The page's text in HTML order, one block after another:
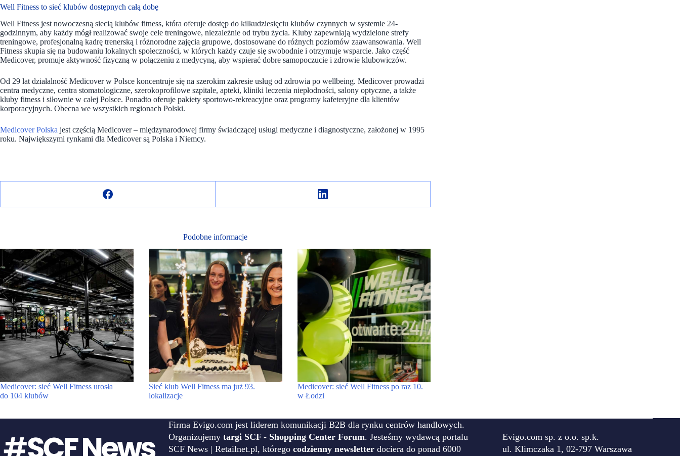
Well Fitness to sieć klubów dostępnych całą dobę
Well Fitness jest nowoczesną siecią klubów fitness, która oferuje dostęp do kilkudziesięciu klubów czynnych w systemie 24-
godzinnym, aby każdy mógł realizować swoje cele treningowe, niezależnie od trybu życia. Kluby zapewniają wydzielone strefy
treningowe, profesjonalną kadrę trenerską i różnorodne zajęcia grupowe, dostosowane do różnych poziomów zaawansowania. Well
Fitness skupia się na budowaniu lokalnych społeczności, w których każdy czuje się swobodnie i otrzymuje wsparcie. Jako część
Medicover, promuje aktywność fizyczną w połączeniu z medycyną, aby wspierać dobre samopoczucie i zdrowie klubowiczów.
Od 29 lat działalność Medicover w Polsce koncentruje się na szerokim zakresie usług od zdrowia po wellbeing. Medicover prowadzi
centra medyczne, centra stomatologiczne, szerokoprofilowe szpitale, apteki, kliniki leczenia niepłodności, salony optyczne, a także
kluby fitness i siłownie w całej Polsce. Ponadto oferuje pakiety sportowo-rekreacyjne oraz programy kafeteryjne dla klientów
korporacyjnych. Obecna we wszystkich regionach Polski.
Medicover Polska jest częścią Medicover – międzynarodowej firmy świadczącej usługi medyczne i diagnostyczne, założonej w 1995
roku. Największymi rynkami dla Medicover są Polska i Niemcy.
Podobne informacje
Medicover: sieć Well Fitness urosła
do 104 klubów
Sieć klub Well Fitness ma już 93.
lokalizacje
Medicover: sieć Well Fitness po raz 10.
w Łodzi
Firma Evigo.com jest liderem komunikacji B2B dla rynku centrów handlowych.
Organizujemy targi SCF - Shopping Center Forum. Jesteśmy wydawcą portalu
SCF News | Retailnet.pl, którego codzienny newsletter dociera do ponad 6000
Evigo.com sp. z o.o. sp.k.
ul. Klimczaka 1, 02-797 Warszawa